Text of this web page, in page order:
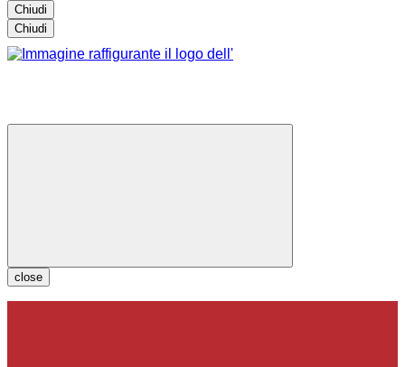
Chiudi
Chiudi
close